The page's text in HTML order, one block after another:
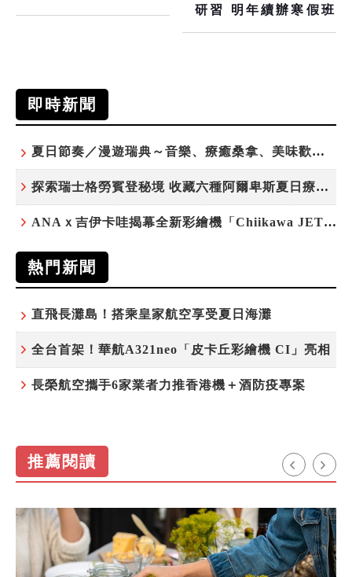
研習 明年續辦寒假班
即時新聞
夏日節奏／漫遊瑞典～音樂、療癒桑拿、美味歡樂螯蝦節
探索瑞士格勞賓登秘境 收藏六種阿爾卑斯夏日療癒之旅
ANAｘ吉伊卡哇揭幕全新彩繪機「Chiikawa JET」
熱門新聞
直飛長灘島！搭乘皇家航空享受夏日海灘
全台首架！華航A321neo「皮卡丘彩繪機 CI」亮相
長榮航空攜手6家業者力推香港機＋酒防疫專案
推薦閱讀